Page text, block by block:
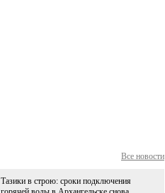
Все новости
Тазики в строю: сроки подключения